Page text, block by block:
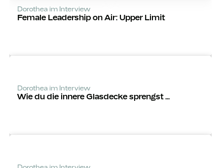
Dorothea im Interview
Female Leadership on Air: Upper Limit
Dorothea im Interview
Wie du die innere Glasdecke sprengst ...